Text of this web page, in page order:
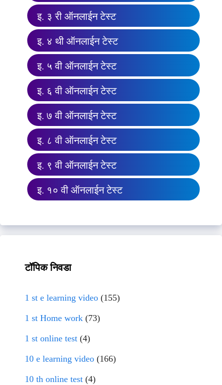
इ. ३ री ऑनलाईन टेस्ट
इ. ४ थी ऑनलाईन टेस्ट
इ. ५ वी ऑनलाईन टेस्ट
इ. ६ वी ऑनलाईन टेस्ट
इ. ७ वी ऑनलाईन टेस्ट
इ. ८ वी ऑनलाईन टेस्ट
इ. ९ वी ऑनलाईन टेस्ट
इ. १० वी ऑनलाईन टेस्ट
टॉपिक निवडा
1 st e learning video (155)
1 st Home work (73)
1 st online test (4)
10 e learning video (166)
10 th online test (4)